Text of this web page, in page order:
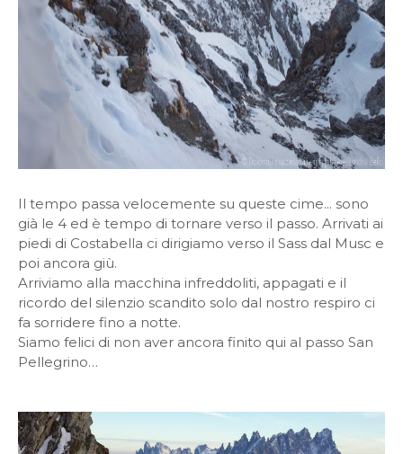
Il tempo passa velocemente su queste cime... sono
già le 4 ed è tempo di tornare verso il passo. Arrivati ai
piedi di Costabella ci dirigiamo verso il Sass dal Musc e
poi ancora giù.
Arriviamo alla macchina infreddoliti, appagati e il
ricordo del silenzio scandito solo dal nostro respiro ci
fa sorridere fino a notte.
Siamo felici di non aver ancora finito qui al passo San
Pellegrino…